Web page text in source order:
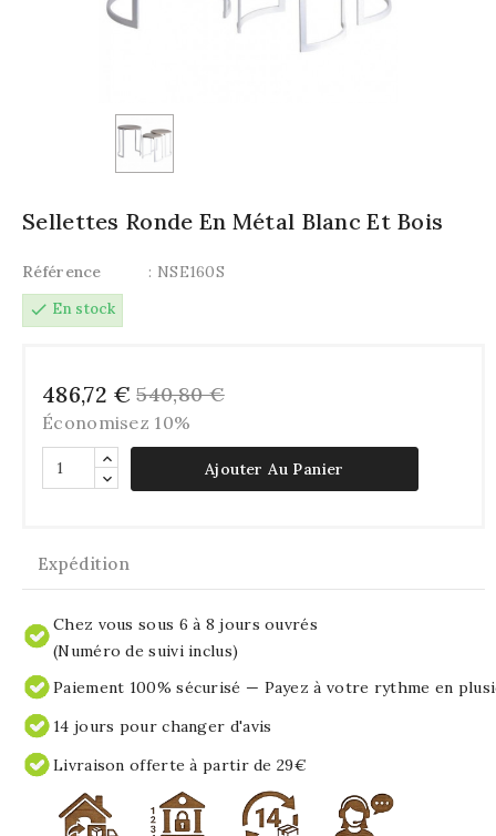
Sellettes Ronde En Métal Blanc Et Bois
Référence
: NSE160S
check En stock
486,72 € 540,80 €
Économisez 10%
Ajouter Au Panier
Expédition
Chez vous sous 6 à 8 jours ouvrés
(Numéro de suivi inclus)
Paiement 100% sécurisé — Payez à votre rythme en
14 jours pour changer d'avis
Livraison offerte à partir de 29€